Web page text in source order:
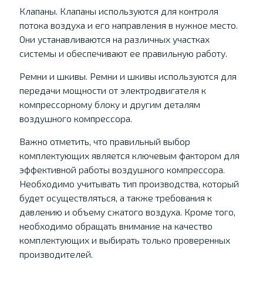
Клапаны. Клапаны используются для контроля
потока воздуха и его направления в нужное место.
Они устанавливаются на различных участках
системы и обеспечивают ее правильную работу.
Ремни и шкивы. Ремни и шкивы используются для
передачи мощности от электродвигателя к
компрессорному блоку и другим деталям
воздушного компрессора.
Важно отметить, что правильный выбор
комплектующих является ключевым фактором для
эффективной работы воздушного компрессора.
Необходимо учитывать тип производства, который
будет осуществляться, а также требования к
давлению и объему сжатого воздуха. Кроме того,
необходимо обращать внимание на качество
комплектующих и выбирать только проверенных
производителей.